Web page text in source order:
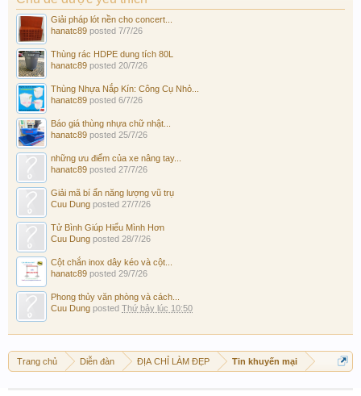
Giải pháp lót nền cho concert...
hanatc89 posted 7/7/26
Thùng rác HDPE dung tích 80L
hanatc89 posted 20/7/26
Thùng Nhựa Nắp Kín: Công Cụ Nhỏ...
hanatc89 posted 6/7/26
Báo giá thùng nhựa chữ nhật...
hanatc89 posted 25/7/26
những ưu điểm của xe nâng tay...
hanatc89 posted 27/7/26
Giải mã bí ẩn năng lượng vũ trụ
Cuu Dung posted 27/7/26
Tử Bình Giúp Hiểu Mình Hơn
Cuu Dung posted 28/7/26
Cột chắn inox dây kéo và cột...
hanatc89 posted 29/7/26
Phong thủy văn phòng và cách...
Cuu Dung posted Thứ bảy lúc 10:50
Trang chủ Diễn đàn ĐỊA CHỈ LÀM ĐẸP Tin khuyến mại